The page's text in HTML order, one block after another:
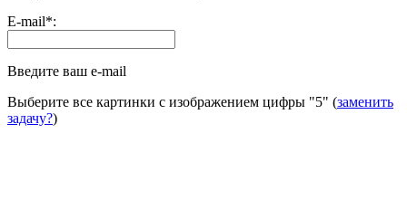
E-mail*:
Введите ваш e-mail
Выберите все картинки с изображением цифры "5" (заменить
задачу?)